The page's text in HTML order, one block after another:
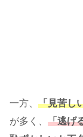
一方、 「見苦し
が多く、 「逃げ